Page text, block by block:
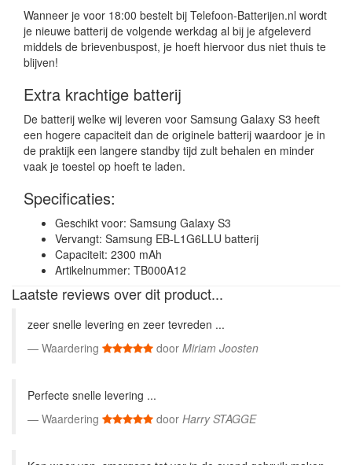
Wanneer je voor 18:00 bestelt bij Telefoon-Batterijen.nl wordt
je nieuwe batterij de volgende werkdag al bij je afgeleverd
middels de brievenbuspost, je hoeft hiervoor dus niet thuis te
blijven!
Extra krachtige batterij
De batterij welke wij leveren voor Samsung Galaxy S3 heeft
een hogere capaciteit dan de originele batterij waardoor je in
de praktijk een langere standby tijd zult behalen en minder
vaak je toestel op hoeft te laden.
Specificaties:
Geschikt voor: Samsung Galaxy S3
Vervangt: Samsung EB-L1G6LLU batterij
Capaciteit: 2300 mAh
Artikelnummer: TB000A12
Laatste reviews over dit product...
zeer snelle levering en zeer tevreden ...
Waardering
door Miriam Joosten
Perfecte snelle levering ...
Waardering
door Harry STAGGE